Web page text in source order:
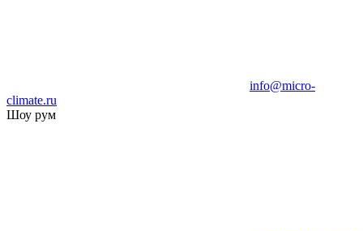
info@micro-
climate.ru
Шоу рум